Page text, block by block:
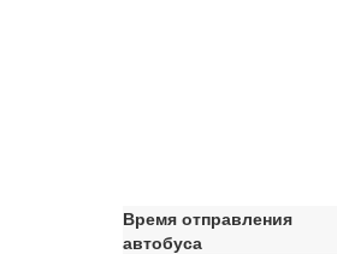
Время отправления
автобуса